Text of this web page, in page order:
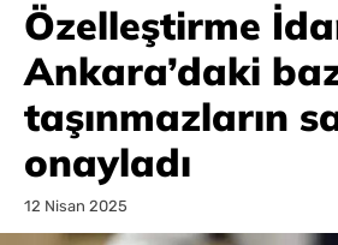
Özelleştirme
Ankara’daki
taşınmazların
onayladı
12 Nisan 2025